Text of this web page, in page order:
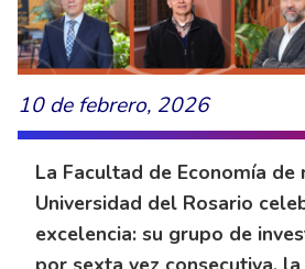
10 de febrero, 2026
La Facultad de Economía de
Universidad del Rosario
excelencia: su grupo de